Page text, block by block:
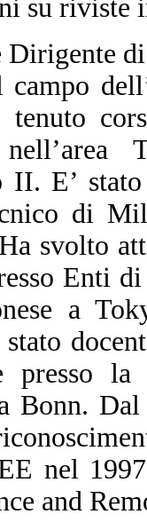
su riviste
Dirigente
tenuto
II. E’
di
svolto
Enti
a
presso
Bonn.
nel
and